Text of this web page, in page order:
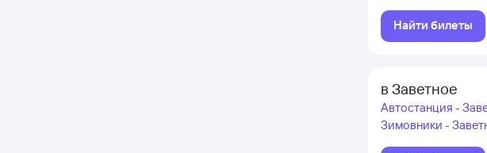
Найти билеты
в Заветное
Автостанция -
Зимовники -